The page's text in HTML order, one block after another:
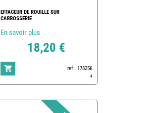
EFFACEUR DE ROUILLE SUR
CARROSSERIE
En savoir plus
18,20 €
ref : 178256
4